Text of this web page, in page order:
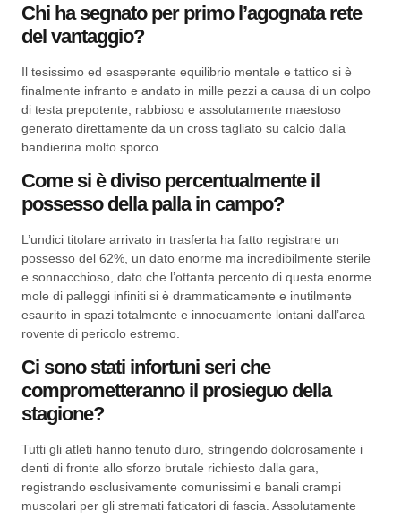
Chi ha segnato per primo l’agognata rete
del vantaggio?
Il tesissimo ed esasperante equilibrio mentale e tattico si è
finalmente infranto e andato in mille pezzi a causa di un colpo
di testa prepotente, rabbioso e assolutamente maestoso
generato direttamente da un cross tagliato su calcio dalla
bandierina molto sporco.
Come si è diviso percentualmente il
possesso della palla in campo?
L’undici titolare arrivato in trasferta ha fatto registrare un
possesso del 62%, un dato enorme ma incredibilmente sterile
e sonnacchioso, dato che l’ottanta percento di questa enorme
mole di palleggi infiniti si è drammaticamente e inutilmente
esaurito in spazi totalmente e innocuamente lontani dall’area
rovente di pericolo estremo.
Ci sono stati infortuni seri che
comprometteranno il prosieguo della
stagione?
Tutti gli atleti hanno tenuto duro, stringendo dolorosamente i
denti di fronte allo sforzo brutale richiesto dalla gara,
registrando esclusivamente comunissimi e banali crampi
muscolari per gli stremati faticatori di fascia. Assolutamente